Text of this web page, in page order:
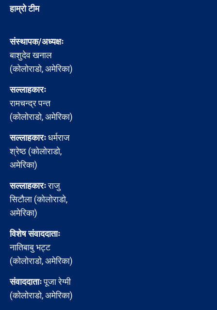
हाम्रो टीम
संस्थापक/अध्यक्षः
बाशुदेव खनाल
(कोलोराडो, अमेरिका)
सल्लाहकारः
रामचन्द्र पन्त
(कोलोराडो, अमेरिका)
सल्लाहकारःधर्मराज
श्रेष्ठ (कोलोराडो,
अमेरिका)
सल्लाहकारःराजु
सिटौला (कोलोराडो,
अमेरिका)
विशेष संवाददाताः
नातिबाबु भट्ट
(कोलोराडो, अमेरिका)
संवाददाताःपूजा रेग्मी
(कोलोराडो, अमेरिका)